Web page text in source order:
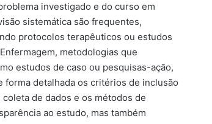
investigado e do curso em
sistemática são frequentes,
protocolos terapêuticos ou estudos
metodologias que
estudos de caso ou pesquisas-ação,
forma detalhada os critérios de inclusão
de dados e os métodos de
ao estudo, mas também